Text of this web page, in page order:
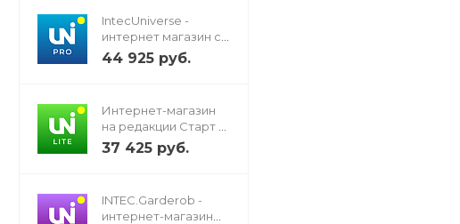
IntecUniverse -
интернет магазин с
конструктором
44 925 руб.
Интернет-магазин
на редакции Старт с
конструктором
37 425 руб.
INTEC.Garderob -
интернет-магазин